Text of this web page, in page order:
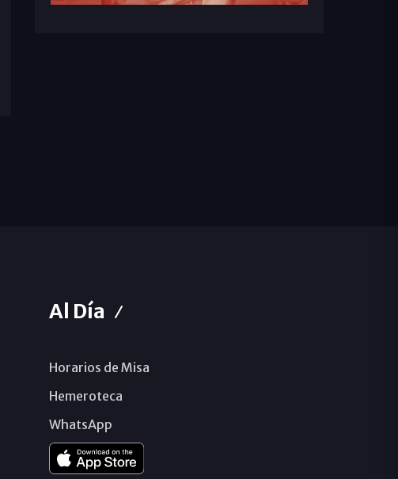
Al Día
Horarios de Misa
Hemeroteca
WhatsApp